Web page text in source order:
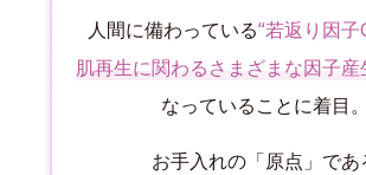
人間に備わっている“若返り因子
肌再生に関わるさまざまな因子産
なっていることに着目。
お手入れの「原点」であ